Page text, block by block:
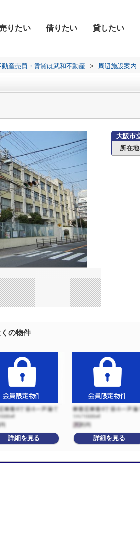
りたい 借りたい 貸したい
産売買・賃貸は武和不動産 > 周辺施設案内
大阪市
所在地
の物件
詳細を見る 詳細を見る